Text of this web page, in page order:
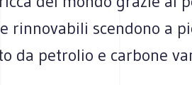
rinnovabili scendono a
da petrolio e carbone